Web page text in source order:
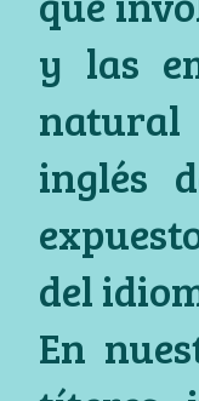
y las
natural
inglés
del
En